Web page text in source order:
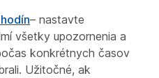
– nastavte
všetky upozornenia a
konkrétnych časov
Užitočné, ak